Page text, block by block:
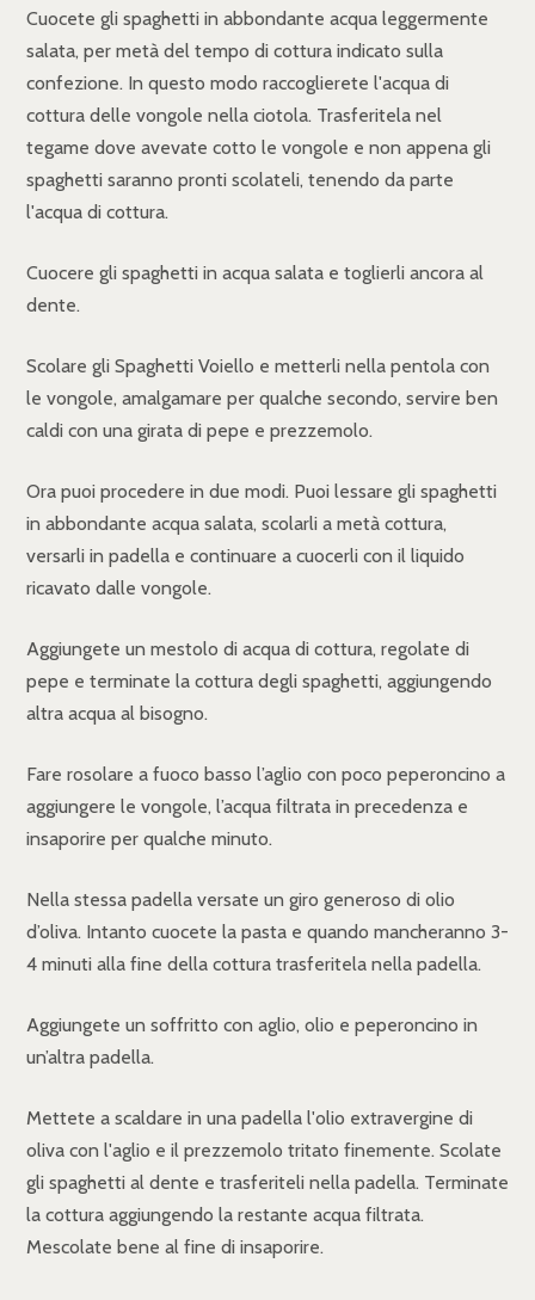
Cuocete gli spaghetti in abbondante acqua leggermente
salata, per metà del tempo di cottura indicato sulla
confezione. In questo modo raccoglierete l'acqua di
cottura delle vongole nella ciotola. Trasferitela nel
tegame dove avevate cotto le vongole e non appena gli
spaghetti saranno pronti scolateli, tenendo da parte
l'acqua di cottura.
Cuocere gli spaghetti in acqua salata e toglierli ancora al
dente.
Scolare gli Spaghetti Voiello e metterli nella pentola con
le vongole, amalgamare per qualche secondo, servire ben
caldi con una girata di pepe e prezzemolo.
Ora puoi procedere in due modi. Puoi lessare gli spaghetti
in abbondante acqua salata, scolarli a metà cottura,
versarli in padella e continuare a cuocerli con il liquido
ricavato dalle vongole.
Aggiungete un mestolo di acqua di cottura, regolate di
pepe e terminate la cottura degli spaghetti, aggiungendo
altra acqua al bisogno.
Fare rosolare a fuoco basso l’aglio con poco peperoncino a
aggiungere le vongole, l’acqua filtrata in precedenza e
insaporire per qualche minuto.
Nella stessa padella versate un giro generoso di olio
d’oliva. Intanto cuocete la pasta e quando mancheranno 3-
4 minuti alla fine della cottura trasferitela nella padella.
Aggiungete un soffritto con aglio, olio e peperoncino in
un’altra padella.
Mettete a scaldare in una padella l'olio extravergine di
oliva con l'aglio e il prezzemolo tritato finemente. Scolate
gli spaghetti al dente e trasferiteli nella padella. Terminate
la cottura aggiungendo la restante acqua filtrata.
Mescolate bene al fine di insaporire.